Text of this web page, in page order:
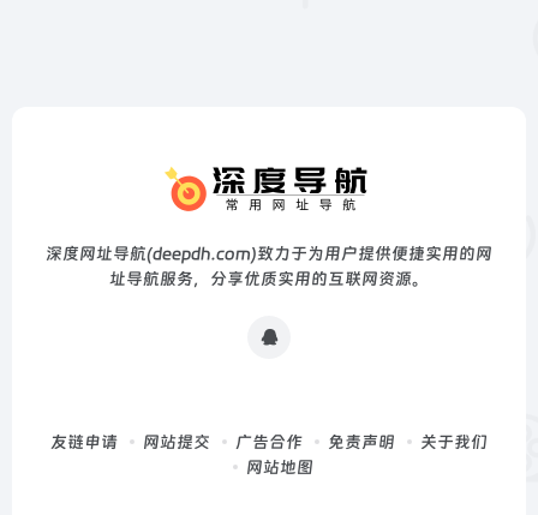
深度网址导航(deepdh.com)致力于为用户提供便捷实用的网
址导航服务，分享优质实用的互联网资源。
友链申请 网站提交 广告合作 免责声明
关于我们
网站地图